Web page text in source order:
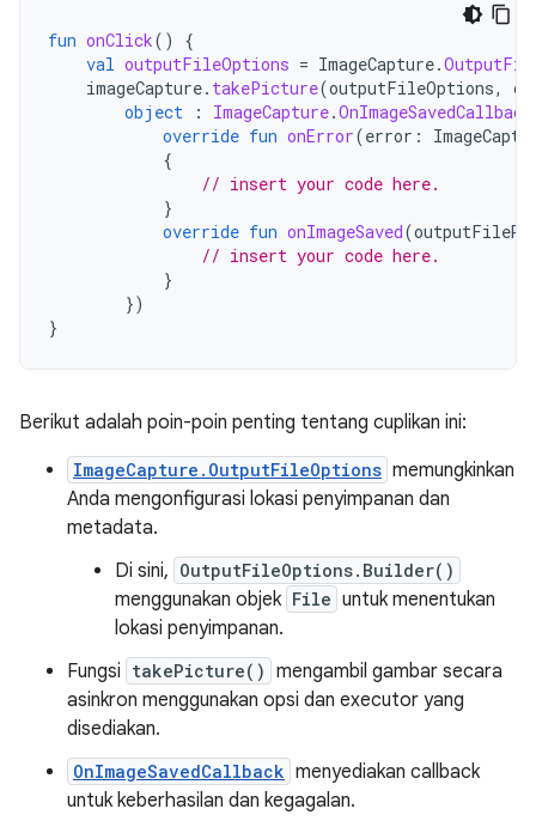
fun onClick()
{
val outputFileOptions = ImageCapture.
imageCapture. takePicture(outputFileOptions,
object
: ImageCapture.OnImageSavedCallback
override fun onError(error :
{
// insert your code here.
}
override fun onImageSaved(
// insert your code here.
}
})
}
Berikut adalah poin-poin penting tentang cuplikan ini:
ImageCapture.OutputFileOptions memungkinkan
Anda mengonfigurasi lokasi penyimpanan dan
metadata.
Di sini, OutputFileOptions.Builder()
menggunakan objek File untuk menentukan
lokasi penyimpanan.
Fungsi takePicture() mengambil gambar secara
asinkron menggunakan opsi dan executor yang
disediakan.
OnImageSavedCallback menyediakan callback
untuk keberhasilan dan kegagalan.